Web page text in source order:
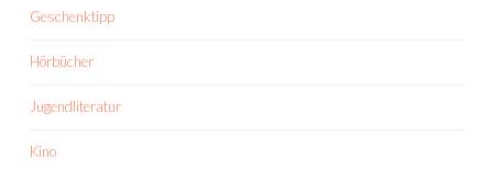
Geschenktipp
Hörbücher
Jugendliteratur
Kino